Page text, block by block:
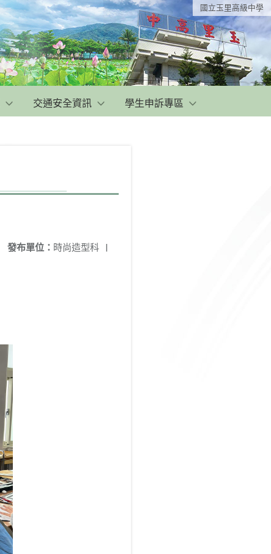
國立玉里高級中學
交通安全資訊 學生申訴專區
發布單位： 時尚造型科 |